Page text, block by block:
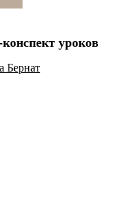
уроков
Бернат